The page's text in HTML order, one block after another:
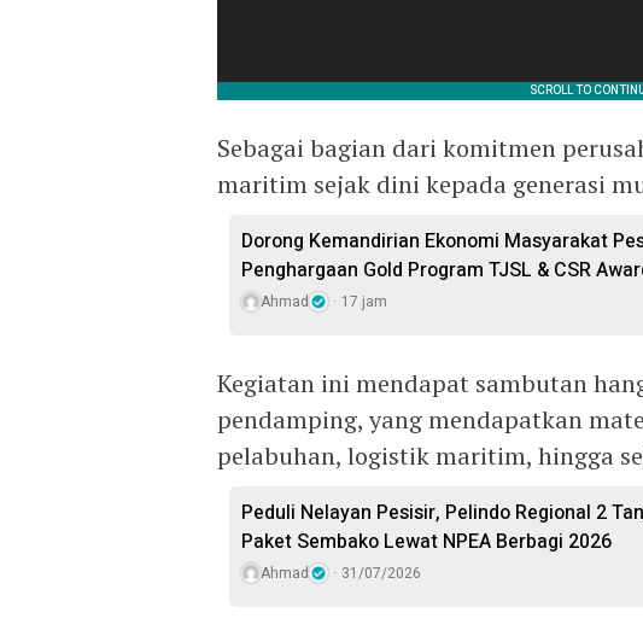
Sebagai bagian dari komitmen
maritim sejak dini kepada generasi
Dorong Kemandirian Ekonomi Masyarakat
Penghargaan Gold Program TJSL & CSR
Ahmad 17 jam
Kegiatan ini mendapat sambutan
pendamping, yang mendapatkan
pelabuhan, logistik maritim, hingga
Peduli Nelayan Pesisir, Pelindo Regional 2
Paket Sembako Lewat NPEA Berbagi 2026
Ahmad 31/07/2026